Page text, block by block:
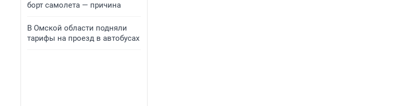
борт самолета — причина
В Омской области подняли
тарифы на проезд в автобусах